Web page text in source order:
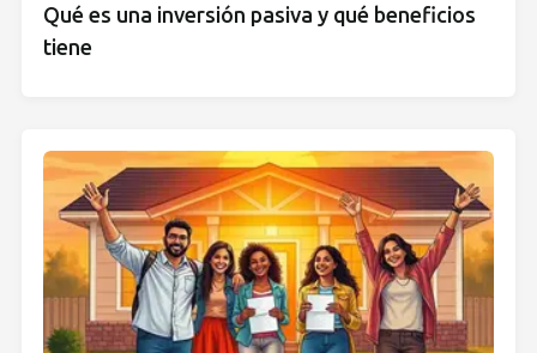
Qué es una inversión pasiva y qué beneficios
tiene